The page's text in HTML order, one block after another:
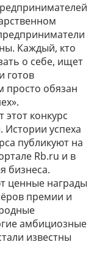
Каждый, кто
о себе, ищет
готов
просто обязан
конкурс
успеха
публикуют на
Rb.ru и в
бизнеса.
ценные награды
премии и
амбициозные
известны